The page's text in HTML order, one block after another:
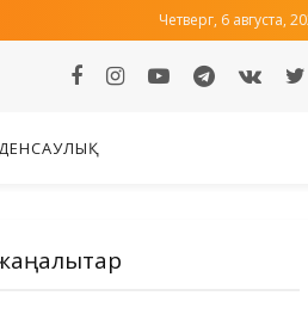
Четверг, 6 августа,